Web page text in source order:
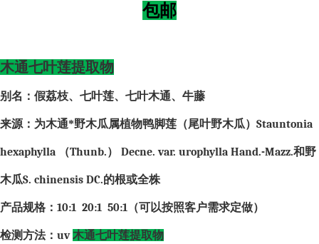
包邮
木通七叶莲提取物
别名：假荔枝、七叶莲、七叶木通、牛藤
来源：为木通*野木瓜属植物鸭脚莲（尾叶野木瓜） Stauntonia
hexaphylla （Thunb.） Decne. var. urophylla Hand.-Mazz.和野
木瓜S. chinensis DC.的根或全株
产品规格： 10:1 20:1 50:1 （可以按照客户需求定做）
检测方法： uv木通七叶莲提取物